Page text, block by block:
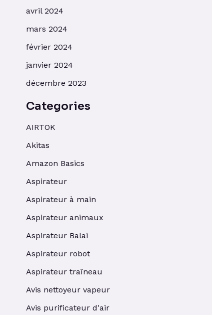
avril 2024
mars 2024
février 2024
janvier 2024
décembre 2023
Categories
AIRTOK
Akitas
Amazon Basics
Aspirateur
Aspirateur à main
Aspirateur animaux
Aspirateur Balai
Aspirateur robot
Aspirateur traîneau
Avis nettoyeur vapeur
Avis purificateur d'air